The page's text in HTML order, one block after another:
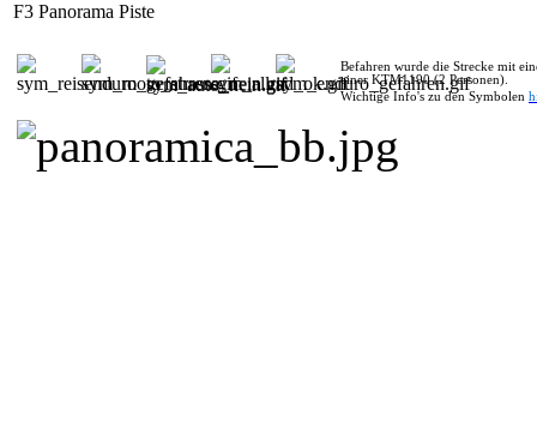
F3 Panorama Piste
Befahren wurde die Strecke mit
einer KTM1190 (2 Personen).
Wichtige Info's zu den Symbolen